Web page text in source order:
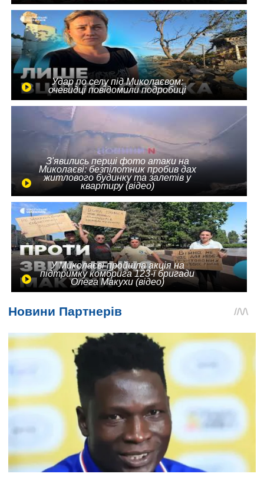
Удар по селу під Миколаєвом:
очевидці повідомили подробиці
З'явились перші фото атаки на
Миколаєві: безпілотник пробив дах
житлового будинку та залетів у
квартиру (відео)
У Миколаєві пройшла акція на
підтримку комбрига 123-ї бригади
Олега Макухи (відео)